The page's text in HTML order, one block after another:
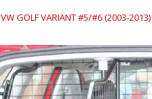
VW GOLF VARIANT #5/#6 (2003-2013)